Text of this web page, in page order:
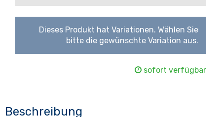
Dieses Produkt hat Variationen. Wählen Sie
bitte die gewünschte Variation aus.
sofort verfügbar
Beschreibung